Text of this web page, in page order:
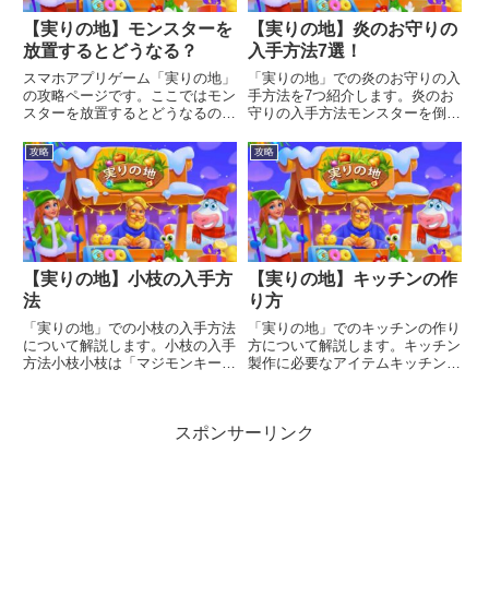
【実りの地】モンスターを
放置するとどうなる？
スマホアプリゲーム「実りの地」
の攻略ページです。ここではモン
スターを放置するとどうなるのか
【実りの地】炎のお守りの
入手方法7選！
「実りの地」での炎のお守りの入
手方法を7つ紹介します。炎のお
守りの入手方法モンスターを倒す
タルで購入ログインボーナス気球
のシーズンキャラバンモンスター
を倒すモンスターを倒すとまれに
炎のお守りを入手できます。動
物...
攻略
【実りの地】小枝の入手方
法
「実りの地」での小枝の入手方法
について解説します。小枝の入手
方法小枝小枝は「マジモンキーの
ートをタップ。石で囲まれた紫色
攻略
【実りの地】キッチンの作
り方
「実りの地」でのキッチンの作り
方について解説します。キッチン
製作に必要なアイテムキッチンを
グショップ以下の記事で詳しく解
スポンサーリンク